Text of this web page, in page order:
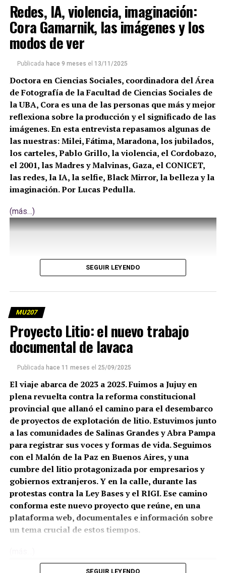
Redes, IA, violencia, imaginación:
Cora Gamarnik, las imágenes y los
modos de ver
Publicada hace 9 meses el 13/11/2025
Doctora en Ciencias Sociales, coordinadora del Área
de Fotografía de la Facultad de Ciencias Sociales de
la UBA, Cora es una de las personas que más y mejor
reflexiona sobre la producción y el significado de las
imágenes. En esta entrevista repasamos algunas de
las nuestras: Milei, Fátima, Maradona, los jubilados,
los carteles, Pablo Grillo, la violencia, el Cordobazo,
el 2001, las Madres y Malvinas, Gaza, el CONICET,
las redes, la IA, la selfie, Black Mirror, la belleza y la
imaginación. Por Lucas Pedulla.
(más…)
SEGUIR LEYENDO
MU207
Proyecto Litio: el nuevo trabajo
documental de lavaca
Publicada hace 11 meses el 25/09/2025
El viaje abarca de 2023 a 2025. Fuimos a Jujuy en
plena revuelta contra la reforma constitucional
provincial que allanó el camino para el desembarco
de proyectos de explotación de litio. Estuvimos junto
a las comunidades de Salinas Grandes y Abra Pampa
para registrar sus voces y formas de vida. Seguimos
con el Malón de la Paz en Buenos Aires, y una
cumbre del litio protagonizada por empresarios y
gobiernos extranjeros. Y en la calle, durante las
protestas contra la Ley Bases y el RIGI. Ese camino
conforma este nuevo proyecto que reúne, en una
plataforma web, documentales e información sobre
un tema crucial de estos tiempos.
SEGUIR LEYENDO